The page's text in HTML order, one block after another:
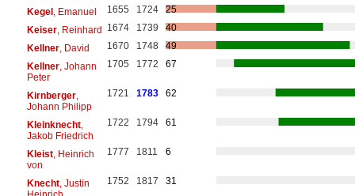
Kegel, Emanuel 1655 1724
25
Keiser, Reinhard 1674 1739
40
Kellner, David 1670 1748
49
Kellner, Johann
Peter
1705 1772 67
Kirnberger,
Johann Philipp
1721 1783 62
Kleinknecht,
Jakob Friedrich
1722 1794 61
Kleist, Heinrich
von
1777 1811 6
Knecht, Justin
1752 1817 31